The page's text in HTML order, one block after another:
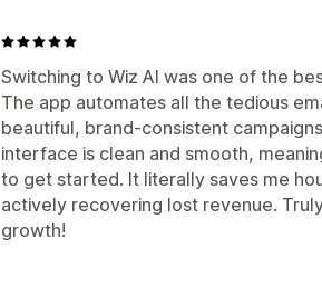
Switching to Wiz AI was one of the
The app automates all the tedious
beautiful, brand-consistent
interface is clean and smooth,
to get started. It literally saves me
actively recovering lost revenue.
growth!